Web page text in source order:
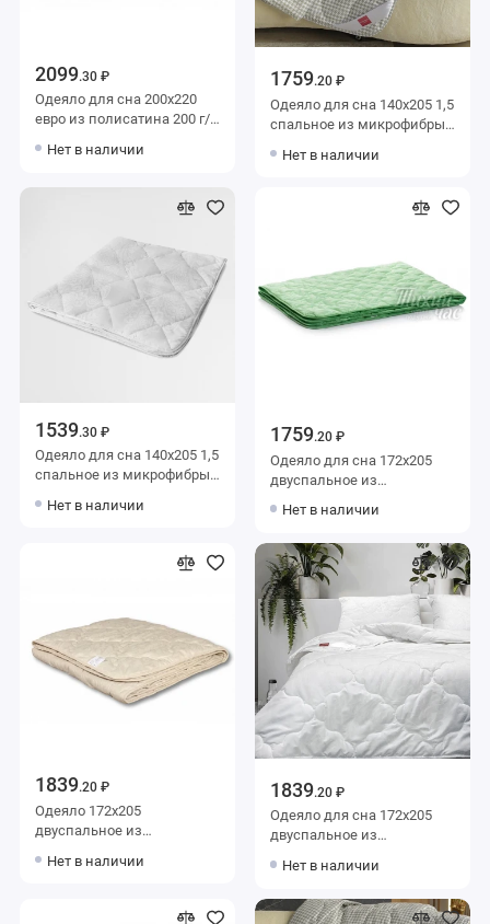
2099.30 ₽
Одеяло для сна 200х220
евро из полисатина 200 г/
силиконизированное
Нет в наличии
1759.20 ₽
Одеяло для сна 140х205 1,5
спальное из микрофибры
силиконизированное
Нет в наличии
1539.30 ₽
Одеяло для сна 140х205 1,5
спальное из микрофибры
силиконизированное
Нет в наличии
1759.20 ₽
Одеяло для сна 172х205
двуспальное из
бамбук,
волокно Тихий час
Нет в наличии
1839.20 ₽
Одеяло 172х205
двуспальное из
льняное волокно,
Нет в наличии
1839.20 ₽
Одеяло для сна 172х205
двуспальное из
бамбук,
волокно KARIGUZ
Нет в наличии